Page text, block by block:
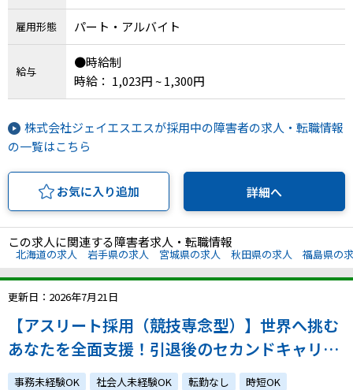
県、岐阜県、愛知県、三重県、兵庫県、鳥取県、
島根県、岡山県、広島県、高知県、福岡県、沖縄
県
雇用形態 パート・アルバイト
給与
●時給制
時給： 1,023円 ~ 1,300円
株式会社ジェイエスエスが採用中の障害者の求人・転職情報
の一覧はこちら
お気に入り追加 詳細へ
この求人に関連する障害者求人・転職情報
北海道の求人 岩手県の求人 宮城県の求人 秋田県の求人 福島県の
更新日：2026年7月21日
【アスリート採用（競技専念型）】世界へ挑む
あなたを全面支援！引退後のセカンドキャリア
もご用意します！
事務未経験OK 社会人未経験OK 転勤なし 時短OK